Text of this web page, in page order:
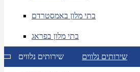
בתי מלון באמסטרדם
בתי מלון בפראג
שירותים נלווים שירותים נלווים